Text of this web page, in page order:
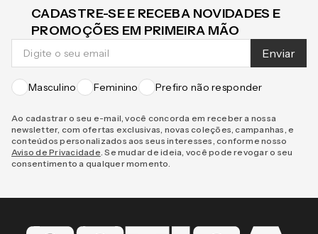
CADASTRE-SE E RECEBA NOVIDADES E
PROMOÇÕES EM PRIMEIRA MÃO
Enviar
Masculino Feminino Prefiro não responder
Ao cadastrar o seu e-mail, você concorda em receber a nossa
newsletter, com ofertas exclusivas, novas coleções, campanhas, e
conteúdos personalizados aos seus interesses, conforme nosso
Aviso de Privacidade . Se mudar de ideia, você pode revogar o seu
consentimento a qualquer momento.